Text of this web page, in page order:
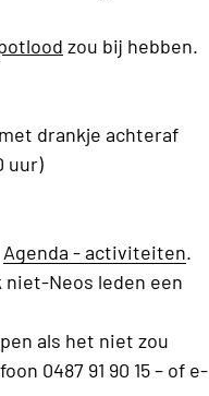
zou bij hebben.
drankje achteraf
uur)
Agenda - activiteiten.
niet-Neos leden een
als het niet zou
0487 91 90 15 – of e-